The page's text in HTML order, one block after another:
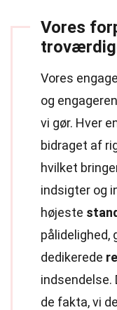
Vores
Vores
og
vi gør. Hver
bidraget af
hvilket
indsigter og
højeste
pålidelighed,
dedikerede
indsendelse.
de fakta, vi